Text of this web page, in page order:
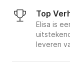
Top
Elisa is
leveren